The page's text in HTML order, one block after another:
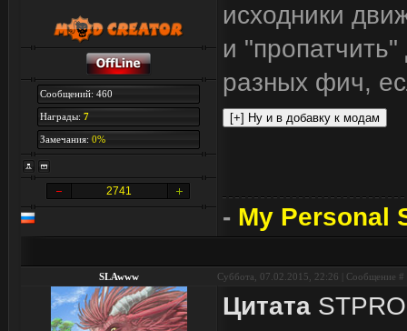
Сообщений: 460
Награды:7
Замечания:0%
2741
исходники
и
разных фич,
- My Personal
SLAwww Суббота, 07.02.2015, 22:26 | Сообщение #
Цитата